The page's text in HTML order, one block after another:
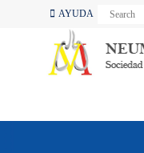
AYUDA